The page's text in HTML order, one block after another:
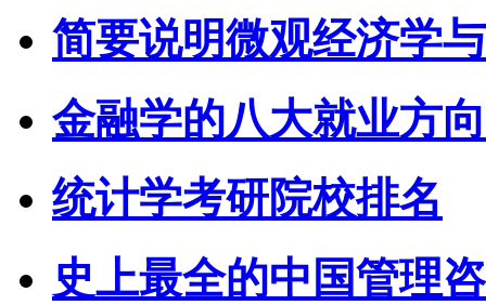
简要说明微观经济学
金融学的八大就业方
统计学考研院校排名
史上最全的中国管理